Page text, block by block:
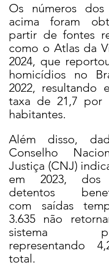
Os números dos
acima foram
partir de fontes
como o Atlas da
2024, que
homicídios no
2022, resultando
taxa de 21,7 por
habitantes.
Além disso,
Conselho
Justiça (CNJ)
em 2023, dos
detentos
com saídas
3.635 não
sistema
representando
total.